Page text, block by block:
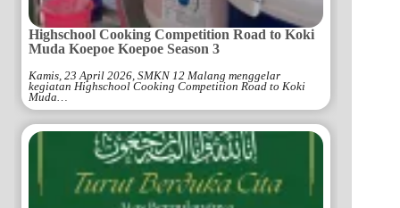
Highschool Cooking Competition Road to Koki
Muda Koepoe Koepoe Season 3
Kamis, 23 April 2026, SMKN 12 Malang menggelar
kegiatan Highschool Cooking Competition Road to Koki
Muda…